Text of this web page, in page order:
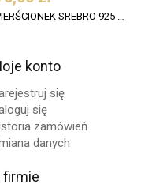
PIERŚCIONEK SREBRO 925 BURSZTYN KONIAK OKSYDOWANY 1
konto
się
się
zamówień
danych
firmie